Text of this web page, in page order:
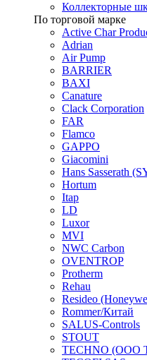
Коллекторные
По торговой марке
Active Char
Adrian
Air Pump
BARRIER
BAXI
Canature
Clack Corporation
FAR
Flamco
GAPPO
Giacomini
Hans Sasserath
Hortum
Itap
LD
Luxor
MVI
NWC Carbon
OVENTROP
Protherm
Rehau
Resideo
Rommer/Китай
SALUS-Controls
STOUT
TECHNO (ООО